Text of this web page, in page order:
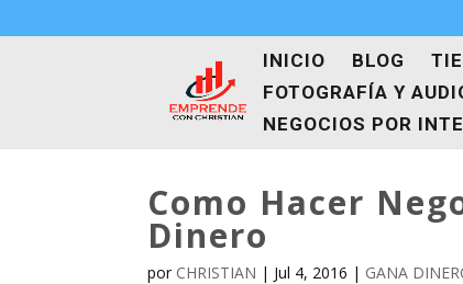
INICIO BLOG
FOTOGRAFÍA Y
NEGOCIOS POR
Como Hacer
Dinero
por CHRISTIAN | Jul 4, 2016 | GANA